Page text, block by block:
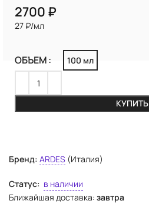
Бренд: ARDES (Италия)
Статус: в наличии
Ближайшая доставка: завтра
₽
27 ₽/мл
ОБЪЕМ 100 мл
КУПИТЬ